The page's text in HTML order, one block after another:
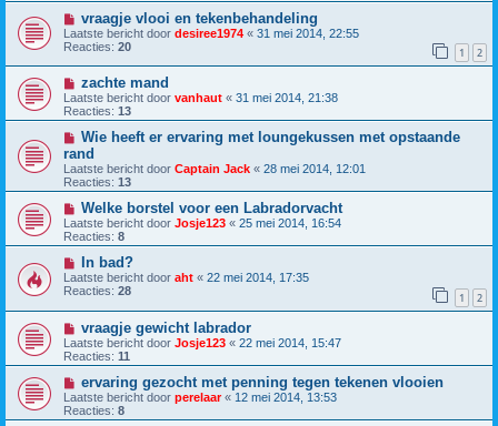
vraagje vlooi en tekenbehandeling
Laatste bericht door desiree1974 « 31 mei 2014, 22:55
Reacties: 20 1 2
zachte mand
Laatste bericht door vanhaut « 31 mei 2014, 21:38
Reacties: 13
Wie heeft er ervaring met loungekussen met opstaande
rand
Laatste bericht door Captain Jack « 28 mei 2014, 12:01
Reacties: 13
Welke borstel voor een Labradorvacht
Laatste bericht door Josje123 « 25 mei 2014, 16:54
Reacties: 8
In bad?
Laatste bericht door aht « 22 mei 2014, 17:35
Reacties: 28 1 2
vraagje gewicht labrador
Laatste bericht door Josje123 « 22 mei 2014, 15:47
Reacties: 11
ervaring gezocht met penning tegen tekenen vlooien
Laatste bericht door perelaar« 12 mei 2014, 13:53
Reacties: 8